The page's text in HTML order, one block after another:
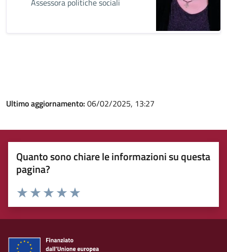
Assessora politiche sociali
Ultimo aggiornamento: 06/02/2025, 13:27
Quanto sono chiare le informazioni su questa
pagina?
Rating:
Valuta 5 stelle su 5
Valuta 4 stelle su 5
Valuta 3 stelle su 5
Valuta 2 stelle su 5
Valuta 1 stelle su 5